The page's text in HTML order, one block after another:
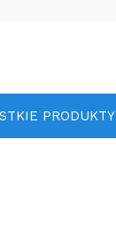
PRODUKTY